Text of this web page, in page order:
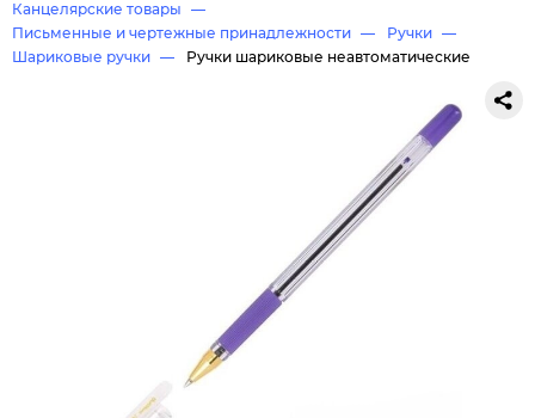
Канцелярские товары
Письменные и чертежные принадлежности
Ручки
Шариковые ручки
Ручки шариковые неавтоматические